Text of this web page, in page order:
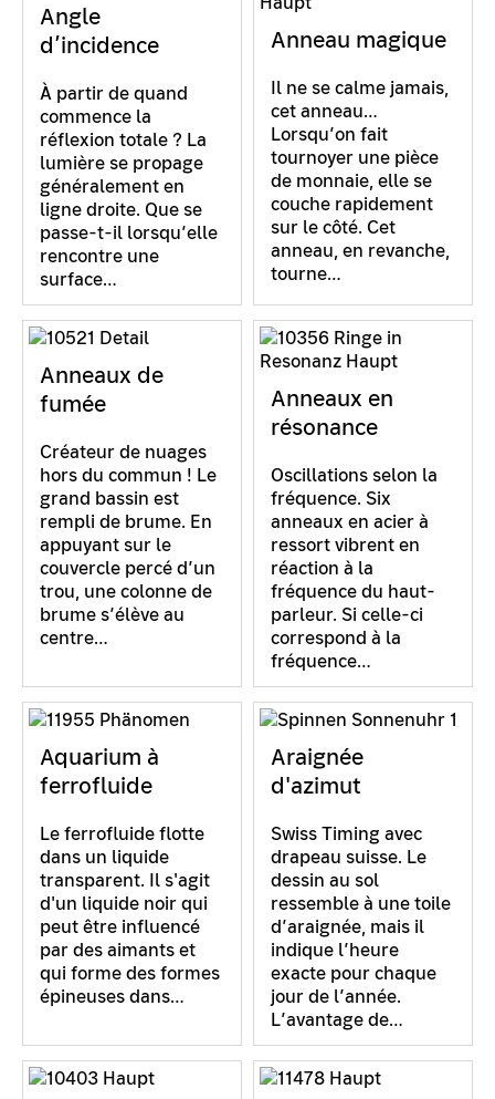
Angle
d’incidence
À partir de quand
commence la
réflexion totale ? La
lumière se propage
généralement en
ligne droite. Que se
passe-t-il lorsqu’elle
rencontre une
surface…
Anneau magique
Il ne se calme jamais,
cet anneau…
Lorsqu’on fait
tournoyer une pièce
de monnaie, elle se
couche rapidement
sur le côté. Cet
anneau, en revanche,
tourne…
Anneaux de
fumée
Créateur de nuages
hors du commun ! Le
grand bassin est
rempli de brume. En
appuyant sur le
couvercle percé d’un
trou, une colonne de
brume s’élève au
centre…
Anneaux en
résonance
Oscillations selon la
fréquence. Six
anneaux en acier à
ressort vibrent en
réaction à la
fréquence du haut-
parleur. Si celle-ci
correspond à la
fréquence…
Aquarium à
ferrofluide
Le ferrofluide flotte
dans un liquide
transparent. Il s'agit
d'un liquide noir qui
peut être influencé
par des aimants et
qui forme des formes
épineuses dans…
Araignée
d'azimut
Swiss Timing avec
drapeau suisse. Le
dessin au sol
ressemble à une toile
d’araignée, mais il
indique l’heure
exacte pour chaque
jour de l’année.
L’avantage de…